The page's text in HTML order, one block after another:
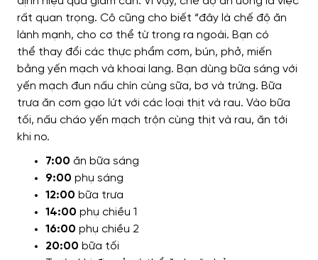
rất quan trọng. Cô cũng cho biết “đây là chế độ ăn
lành mạnh, cho cơ thể từ trong ra ngoài. Bạn có
thể thay đổi các thực phẩm cơm, bún, phở, miến
bằng yến mạch và khoai lang. Bạn dùng bữa sáng với
yến mạch đun nấu chín cùng sữa, bơ và trứng. Bữa
trưa ăn cơm gạo lứt với các loại thịt và rau. Vào bữa
tối, nấu cháo yến mạch trộn cùng thịt và rau, ăn tới
khi no.
7:00 ăn bữa sáng
9:00 phụ sáng
12:00 bữa trưa
14:00 phụ chiều 1
16:00 phụ chiều 2
20:00 bữa tối